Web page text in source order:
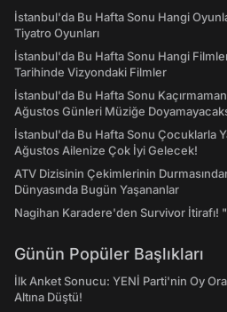
İstanbul'da Bu Hafta Sonu Hangi
Tiyatro Oyunları
İstanbul'da Bu Hafta Sonu Hangi
Tarihinde Vizyondaki Filmler
İstanbul'da Bu Hafta Sonu
Ağustos Günleri Müziğe
İstanbul'da Bu Hafta Sonu Çocuklarla
Ağustos Ailenize Çok İyi Gelecek!
ATV Dizisinin Çekimlerinin
Dünyasında Bugün Yaşananlar
Nagihan Karadere'den Survivor İtirafı!
Günün Popüler Başlıkları
İlk Anket Sonucu: YENİ Parti'nin Oy
Altına Düştü!